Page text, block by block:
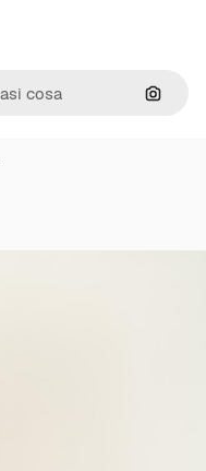
Cerca